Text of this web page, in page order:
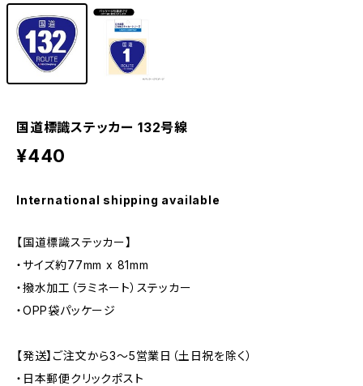
国道標識ステッカー 132号線
¥440
International shipping available
【国道標識ステッカー】
・サイズ約77mm x 81mm
・撥水加工（ラミネート）ステッカー
・OPP袋パッケージ
【発送】ご注文から3〜5営業日（土日祝を除く）
・日本郵便クリックポスト